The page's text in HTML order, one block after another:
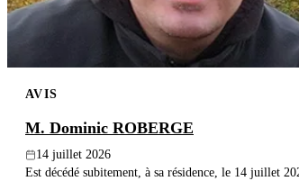
AVIS
M. Dominic ROBERGE
14 juillet 2026
Est décédé subitement, à sa résidence, le 14 juillet